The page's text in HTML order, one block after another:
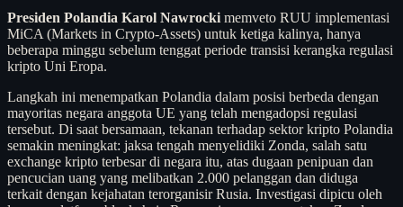
Presiden Polandia Karol Nawrocki memveto RUU implementasi
MiCA (Markets in Crypto-Assets) untuk ketiga kalinya, hanya
beberapa minggu sebelum tenggat periode transisi kerangka regulasi
kripto Uni Eropa.
Langkah ini menempatkan Polandia dalam posisi berbeda dengan
mayoritas negara anggota UE yang telah mengadopsi regulasi
tersebut. Di saat bersamaan, tekanan terhadap sektor kripto Polandia
semakin meningkat: jaksa tengah menyelidiki Zonda, salah satu
exchange kripto terbesar di negara itu, atas dugaan penipuan dan
pencucian uang yang melibatkan 2.000 pelanggan dan diduga
terkait dengan kejahatan terorganisir Rusia. Investigasi dipicu oleh